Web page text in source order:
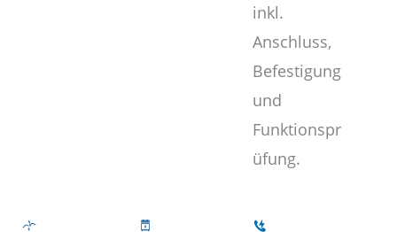
inkl.
Anschluss,
Befestigung
und
Funktionspr
üfung.